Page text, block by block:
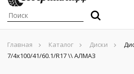
Главная Каталог Диски
7/4x100/41/60.1/R17 \\ АЛМАЗ